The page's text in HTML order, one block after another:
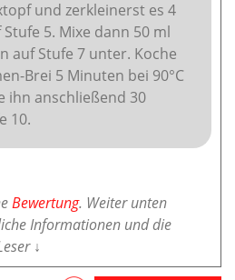
und zerkleinerst es 4
5. Mixe dann 50 ml
auf Stufe 7 unter. Koche
Brei 5 Minuten bei 90°C
ihn anschließend 30
10.
Bewertung. Weiter unten
Informationen und die
↓